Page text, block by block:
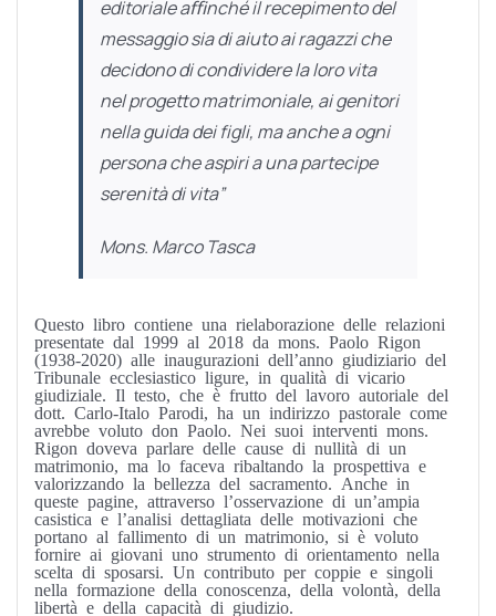
editoriale aﬃnché il recepimento del
messaggio sia di aiuto ai ragazzi che
decidono di condividere la loro vita
nel progetto matrimoniale, ai genitori
nella guida dei figli, ma anche a ogni
persona che aspiri a una partecipe
serenità di vita”
Mons. Marco Tasca
Questo libro contiene una rielaborazione delle relazioni
presentate dal 1999 al 2018 da mons. Paolo Rigon
(1938-2020) alle inaugurazioni dell’anno giudiziario del
Tribunale ecclesiastico ligure, in qualità di vicario
giudiziale. Il testo, che è frutto del lavoro autoriale del
dott. Carlo-Italo Parodi, ha un indirizzo pastorale come
avrebbe voluto don Paolo. Nei suoi interventi mons.
Rigon doveva parlare delle cause di nullità di un
matrimonio, ma lo faceva ribaltando la prospettiva e
valorizzando la bellezza del sacramento. Anche in
queste pagine, attraverso l’osservazione di un’ampia
casistica e l’analisi dettagliata delle motivazioni che
portano al fallimento di un matrimonio, si è voluto
fornire ai giovani uno strumento di orientamento nella
scelta di sposarsi. Un contributo per coppie e singoli
nella formazione della conoscenza, della volontà, della
libertà e della capacità di giudizio.